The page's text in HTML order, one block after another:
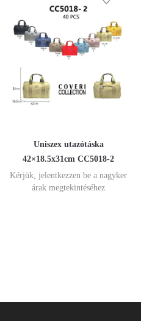
Uniszex utazótáska
42×18.5x31cm CC5018-2
Kérjük, jelentkezzen be a nagyker
árak megtekintéséhez